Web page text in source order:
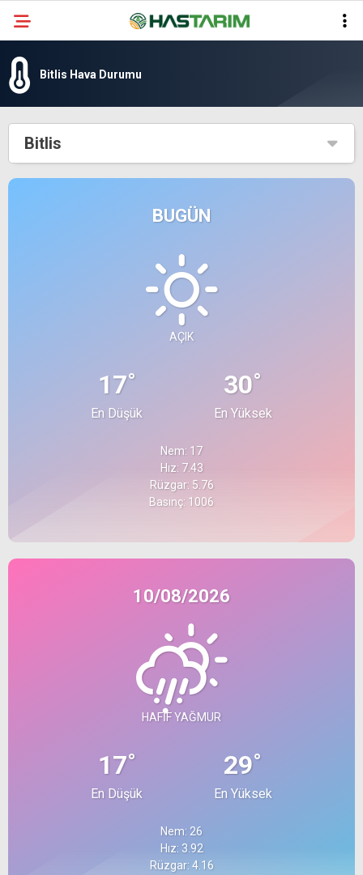
Bitlis Hava Durumu
Bitlis
BUGÜN
AÇIK
17°
En Düşük
30°
En Yüksek
Nem: 17
Hız: 7.43
Rüzgar: 5.76
Basınç: 1006
10/08/2026
HAFIF YAĞMUR
17°
En Düşük
29°
En Yüksek
Nem: 26
Hız: 3.92
Rüzgar: 4.16